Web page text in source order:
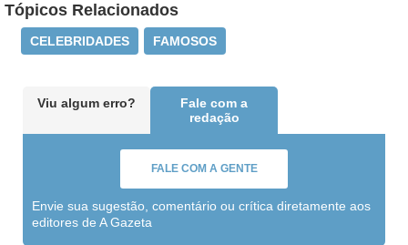
Tópicos Relacionados
CELEBRIDADES FAMOSOS
Viu algum erro?
Fale com a
redação
FALE COM A GENTE
Envie sua sugestão, comentário ou crítica diretamente aos
editores de A Gazeta